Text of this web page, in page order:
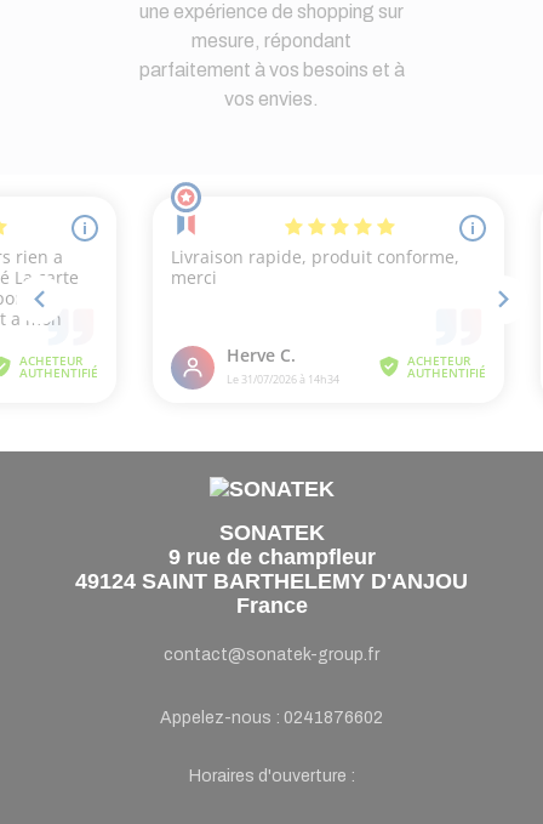
une expérience de shopping sur
mesure, répondant
parfaitement à vos besoins et à
vos envies.
SONATEK
9 rue de champfleur
49124 SAINT BARTHELEMY D'ANJOU
France
contact@sonatek-group.fr
Appelez-nous : 0241876602
Horaires d'ouverture :